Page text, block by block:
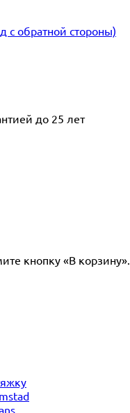
с обратной стороны)
до 25 лет
кнопку «В корзину».